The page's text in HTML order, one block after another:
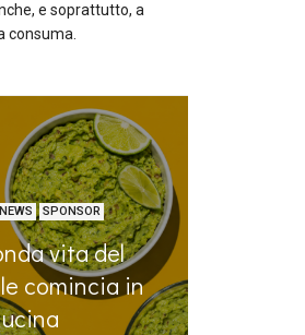
e soprattutto, a
consuma.
NEWS SPONSOR
vita del
comincia in